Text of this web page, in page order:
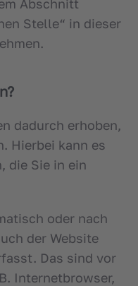
Abschnitt
Stelle“ in dieser
dadurch erhoben,
Hierbei kann es
die Sie in ein
oder nach
der Website
Das sind vor
Internetbrowser,